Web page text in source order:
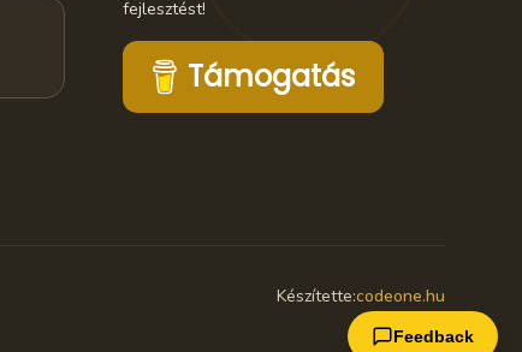
fejlesztést!
Támogatás
Készítette:codeone.hu